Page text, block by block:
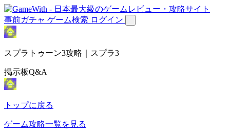
事前ガチャ ゲーム検索 ログイン
スプラトゥーン3攻略｜スプラ3
掲示板Q&A
トップに戻る
ゲーム攻略一覧を見る